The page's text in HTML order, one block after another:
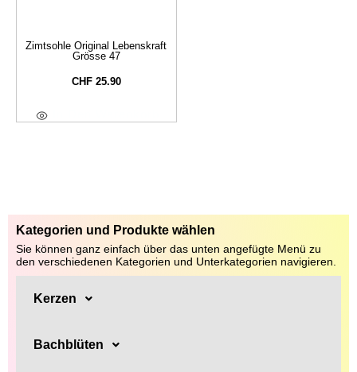
Zimtsohle Original Lebenskraft
Grösse 47
CHF25.90
Kategorien und Produkte wählen
Sie können ganz einfach über das unten angefügte Menü zu
den verschiedenen Kategorien und Unterkategorien navigieren.
Kerzen
Bachblüten